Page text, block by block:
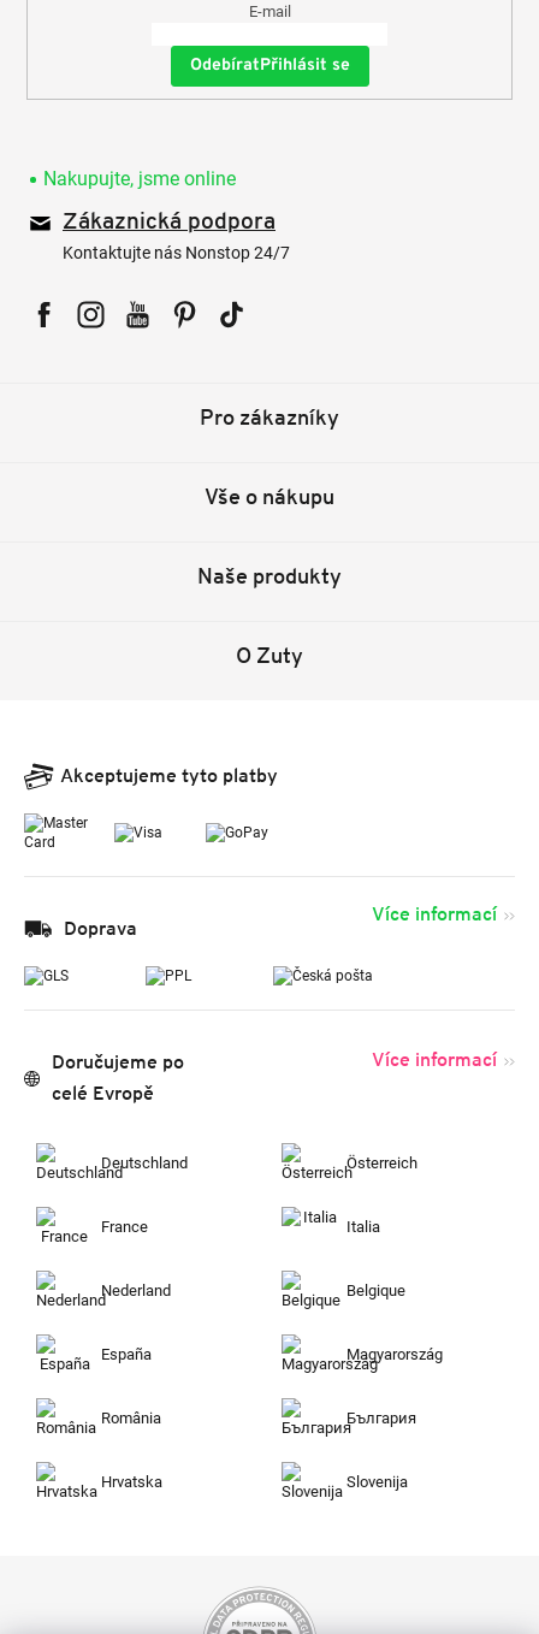
E-mail
Přihlásit se
Nakupujte, jsme online
Zákaznická podpora
Kontaktujte nás Nonstop 24/7
Pro zákazníky
Vše o nákupu
Naše produkty
O Zuty
Akceptujeme tyto platby
Doprava
Více informací
Doručujeme po
celé Evropě
Více informací
Deutschland Österreich
France Italia
Nederland Belgique
España Magyarország
România България
Hrvatska Slovenija